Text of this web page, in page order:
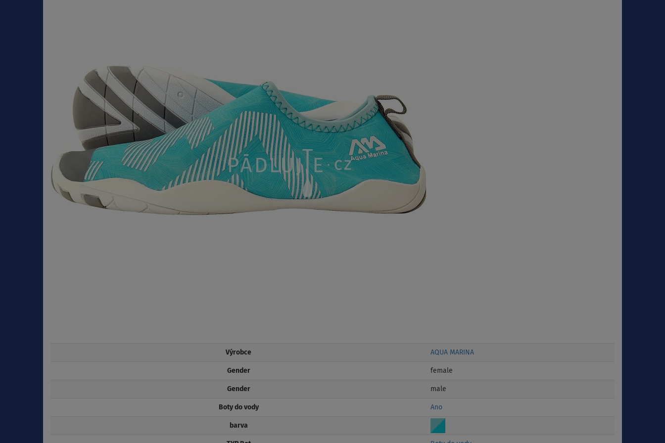
Výrobce AQUA MARINA
Gender female
Gender male
Boty do vody Ano
barva